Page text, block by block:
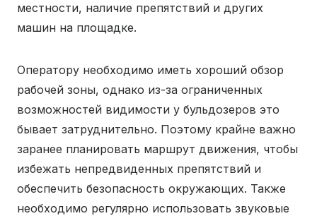
местности, наличие препятствий и других
машин на площадке.
Оператору необходимо иметь хороший обзор
рабочей зоны, однако из-за ограниченных
возможностей видимости у бульдозеров это
бывает затруднительно. Поэтому крайне важно
заранее планировать маршрут движения, чтобы
избежать непредвиденных препятствий и
обеспечить безопасность окружающих. Также
необходимо регулярно использовать звуковые